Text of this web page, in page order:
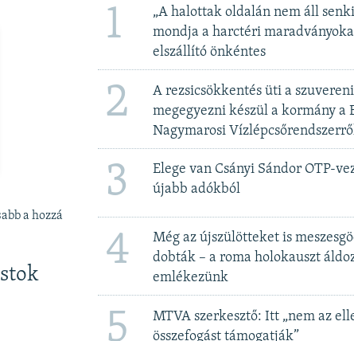
a hozzá
1
„A halottak oldalán nem áll
mondja a harctéri
elszállító önkéntes
2
A rezsicsökkentés üti a
megegyezni készül a kormány a
Nagymarosi
3
Elege van Csányi Sándor OTP-
újabb adókból
4
Még az újszülötteket is
dobták – a roma holokauszt
emlékezünk
5
MTVA szerkesztő: Itt „nem az
összefogást támogatják”